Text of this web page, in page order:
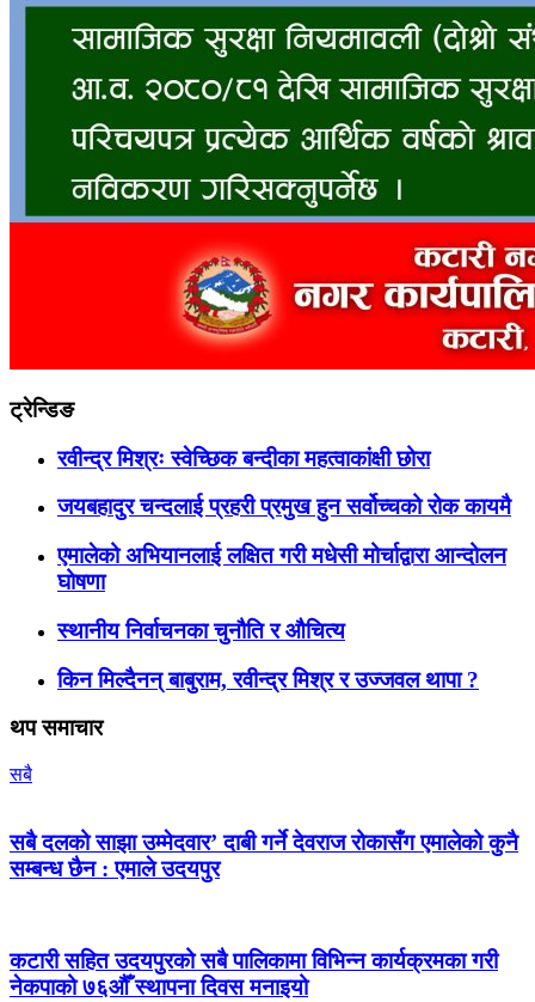
ट्रेन्डिङ
रवीन्द्र मिश्रः स्वेच्छिक बन्दीका महत्वाकांक्षी छोरा
जयबहादुर चन्दलाई प्रहरी प्रमुख हुन सर्वोच्चको रोक कायमै
एमालेको अभियानलाई लक्षित गरी मधेसी मोर्चाद्वारा आन्दोलन
घोषणा
स्थानीय निर्वाचनका चुनौति र औचित्य
किन मिल्दैनन् बाबुराम, रवीन्द्र मिश्र र उज्जवल थापा ?
थप समाचार
सबै
सबै दलको साझा उम्मेदवार’ दाबी गर्ने देवराज रोकासँग एमालेको कुनै
सम्बन्ध छैन : एमाले उदयपुर
कटारी सहित उदयपुरको सबै पालिकामा विभिन्न कार्यक्रमका गरी
नेकपाको ७६औँ स्थापना दिवस मनाइयो